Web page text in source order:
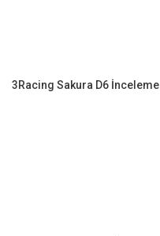
3Racing Sakura D6 İnceleme